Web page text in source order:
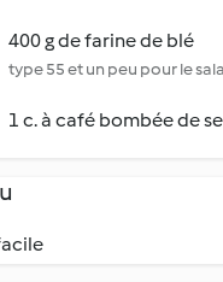
400 g de farine de blé
type 55 et un peu pour le
1 c. à café bombée de